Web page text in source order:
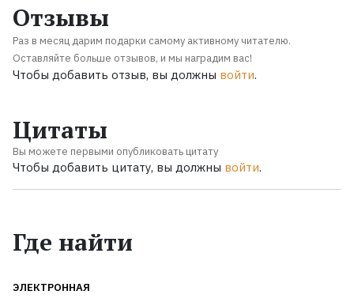
Отзывы
Раз в месяц дарим подарки самому активному читателю.
Оставляйте больше отзывов, и мы наградим вас!
Чтобы добавить отзыв, вы должны войти.
Цитаты
Вы можете первыми опубликовать цитату
Чтобы добавить цитату, вы должны войти.
Где найти
ЭЛЕКТРОННАЯ